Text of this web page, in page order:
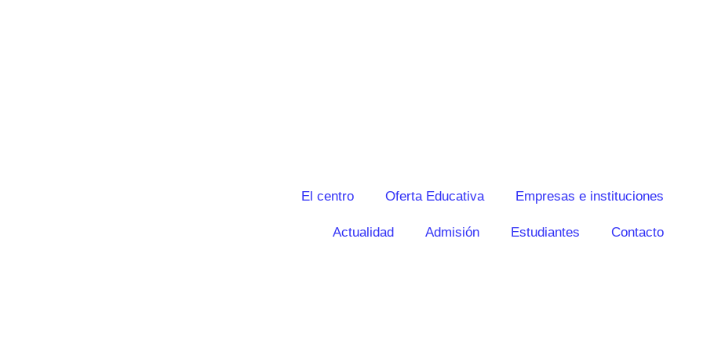
El centro Oferta Educativa Empresas e instituciones
Actualidad Admisión Estudiantes Contacto